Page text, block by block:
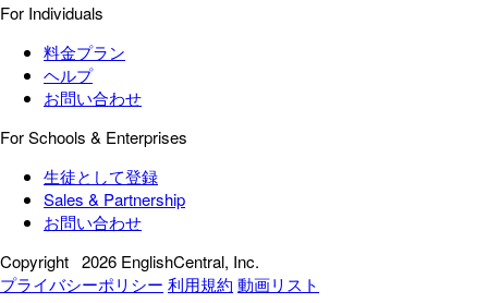
For Individuals
料金プラン
ヘルプ
お問い合わせ
For Schools & Enterprises
生徒として登録
Sales & Partnership
お問い合わせ
Copyright 2026 EnglishCentral, Inc.
プライバシーポリシー 利用規約 動画リスト